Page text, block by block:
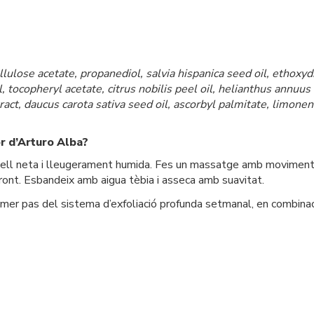
acetate, propanediol, salvia hispanica seed oil,
acetate, citrus nobilis peel oil, helianthus
daucus carota sativa seed oil, ascorbyl palmitate,
d’Arturo Alba?
neta i lleugerament humida. Fes un massatge amb
Esbandeix amb aigua tèbia i asseca amb suavitat.
pas del sistema d’exfoliació profunda setmanal, en